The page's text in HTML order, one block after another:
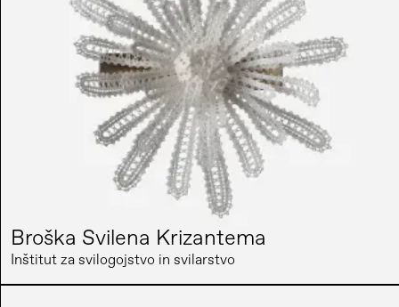
Broška Svilena Krizantema
Inštitut za svilogojstvo in svilarstvo